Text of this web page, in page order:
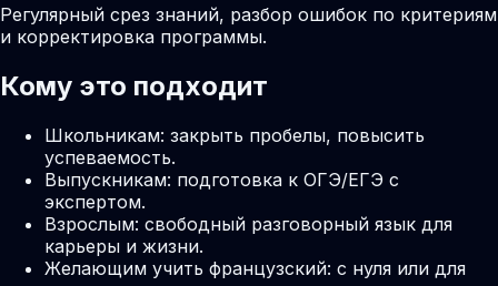
Регулярный срез знаний, разбор ошибок по критериям
и корректировка программы.
Кому это подходит
Школьникам: закрыть пробелы, повысить
успеваемость.
Выпускникам: подготовка к ОГЭ/ЕГЭ с
экспертом.
Взрослым: свободный разговорный язык для
карьеры и жизни.
Желающим учить французский: с нуля или для